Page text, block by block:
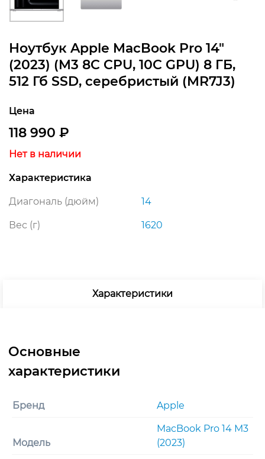
Ноутбук Apple MacBook Pro 14″
(2023) (M3 8C CPU, 10C GPU) 8 ГБ,
512 Гб SSD, серебристый (MR7J3)
Цена
118 990 ₽
Нет в наличии
Характеристика
Диагональ (дюйм) 14
Вес (г) 1620
Характеристики
Бренд Apple
Модель
MacBook Pro 14 M3
(2023)